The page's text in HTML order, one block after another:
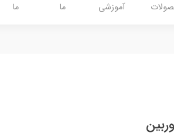
آموزشی
ما
ما